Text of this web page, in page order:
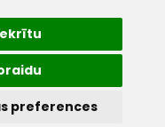
preferences